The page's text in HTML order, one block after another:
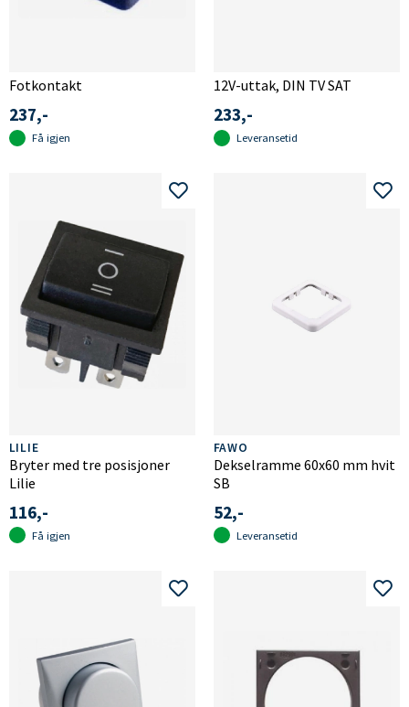
Fotkontakt
237,-
Få igjen
12V-uttak, DIN TV SAT
233,-
Leveransetid
LILIE
Bryter med tre posisjoner
Lilie
116,-
Få igjen
FAWO
Dekselramme 60x60 mm hvit
SB
52,-
Leveransetid